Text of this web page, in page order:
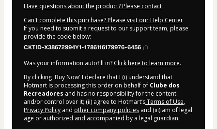
Have questions about the product? Please contact
Can't complete this purchase? Please visit our Help Center
If you need to submit a request to our support team, please
provide the code below:
CKTID-X38672994Y1-1786116179976-6456
Was your information autofill in? Click here to learn more.
By clicking 'Buy Now' I declare that I (i) understand that
Hotmart is processing this order on behalf of Clube dos
Recreadores and has no responsibility for the content
and/or control over it; (ii) agree to Hotmart’sTerms of Use,
Privacy Policy and other company policies and (iii) am of legal
age or authorized and accompanied by a legal guardian.